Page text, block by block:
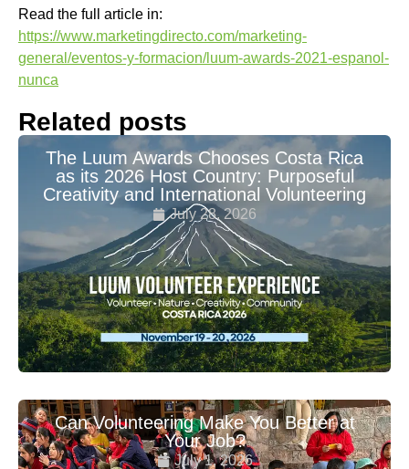
Read the full article in:
https://www.marketingdirecto.com/marketing-
general/eventos-y-formacion/luum-awards-2021-espanol-
nunca
Related posts
The Luum Awards Chooses Costa Rica
as its 2026 Host Country: Purposeful
Creativity and International Volunteering
July 28, 2026
Can Volunteering Make You Better at
Your Job?
July 1, 2026